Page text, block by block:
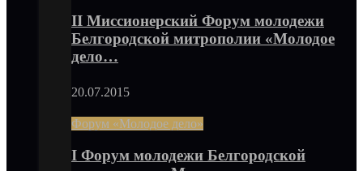
II Миссионерский Форум молодежи
Белгородской митрополии «Молодое
дело…
20.07.2015
Форум «Молодое дело»
I Форум молодежи Белгородской